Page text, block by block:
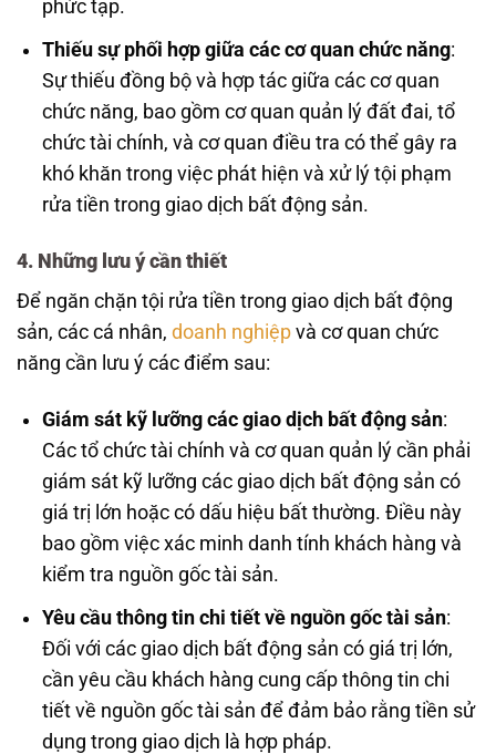
phức tạp.
Thiếu sự phối hợp giữa các cơ quan chức năng:
Sự thiếu đồng bộ và hợp tác giữa các cơ quan
chức năng, bao gồm cơ quan quản lý đất đai, tổ
chức tài chính, và cơ quan điều tra có thể gây ra
khó khăn trong việc phát hiện và xử lý tội phạm
rửa tiền trong giao dịch bất động sản.
4. Những lưu ý cần thiết
Để ngăn chặn tội rửa tiền trong giao dịch bất động
sản, các cá nhân, doanh nghiệp và cơ quan chức
năng cần lưu ý các điểm sau:
Giám sát kỹ lưỡng các giao dịch bất động sản:
Các tổ chức tài chính và cơ quan quản lý cần phải
giám sát kỹ lưỡng các giao dịch bất động sản có
giá trị lớn hoặc có dấu hiệu bất thường. Điều này
bao gồm việc xác minh danh tính khách hàng và
kiểm tra nguồn gốc tài sản.
Yêu cầu thông tin chi tiết về nguồn gốc tài sản:
Đối với các giao dịch bất động sản có giá trị lớn,
cần yêu cầu khách hàng cung cấp thông tin chi
tiết về nguồn gốc tài sản để đảm bảo rằng tiền sử
dụng trong giao dịch là hợp pháp.